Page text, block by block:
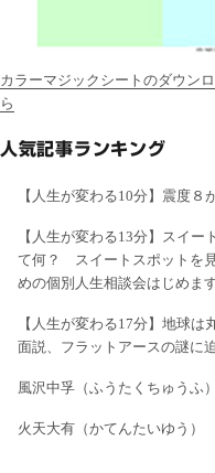
カラーマジックシートのダウン
ら
人気記事ランキング
【人生が変わる10分】震度８
【人生が変わる13分】スイー
て何？ スイートスポットを
めの個別人生相談会はじめま
【人生が変わる17分】地球は
面説、フラットアースの謎に
風沢中孚（ふうたくちゅうふ）
火天大有（かてんたいゆう）